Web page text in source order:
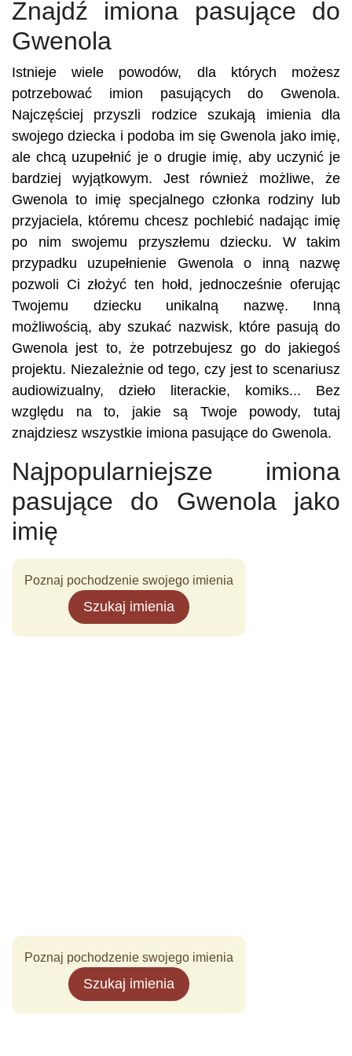
Znajdź imiona pasujące do
Gwenola
Istnieje wiele powodów, dla których możesz
potrzebować imion pasujących do Gwenola.
Najczęściej przyszli rodzice szukają imienia dla
swojego dziecka i podoba im się Gwenola jako imię,
ale chcą uzupełnić je o drugie imię, aby uczynić je
bardziej wyjątkowym. Jest również możliwe, że
Gwenola to imię specjalnego członka rodziny lub
przyjaciela, któremu chcesz pochlebić nadając imię
po nim swojemu przyszłemu dziecku. W takim
przypadku uzupełnienie Gwenola o inną nazwę
pozwoli Ci złożyć ten hołd, jednocześnie oferując
Twojemu dziecku unikalną nazwę. Inną
możliwością, aby szukać nazwisk, które pasują do
Gwenola jest to, że potrzebujesz go do jakiegoś
projektu. Niezależnie od tego, czy jest to scenariusz
audiowizualny, dzieło literackie, komiks... Bez
względu na to, jakie są Twoje powody, tutaj
znajdziesz wszystkie imiona pasujące do Gwenola.
Najpopularniejsze imiona
pasujące do Gwenola jako
imię
Poznaj pochodzenie swojego imienia
Szukaj imienia
Poznaj pochodzenie swojego imienia
Szukaj imienia